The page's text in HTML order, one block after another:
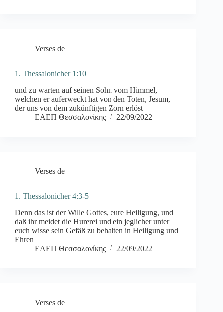
Verses de
1. Thessalonicher 1:10
und zu warten auf seinen Sohn vom Himmel,
welchen er auferweckt hat von den Toten, Jesum,
der uns von dem zukünftigen Zorn erlöst
ΕΑΕΠ Θεσσαλονίκης
22/09/2022
Verses de
1. Thessalonicher 4:3-5
Denn das ist der Wille Gottes, eure Heiligung, und
daß ihr meidet die Hurerei und ein jeglicher unter
euch wisse sein Gefäß zu behalten in Heiligung und
Ehren
ΕΑΕΠ Θεσσαλονίκης
22/09/2022
Verses de